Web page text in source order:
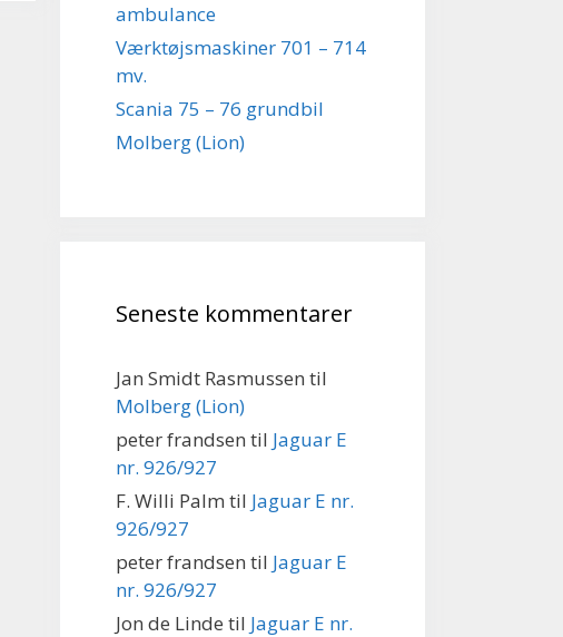
ambulance
Værktøjsmaskiner 701 – 714
mv.
Scania 75 – 76 grundbil
Molberg (Lion)
Seneste kommentarer
Jan Smidt Rasmussen til
Molberg (Lion)
peter frandsen til Jaguar E
nr. 926/927
F. Willi Palm til Jaguar E nr.
926/927
peter frandsen til Jaguar E
nr. 926/927
Jon de Linde til Jaguar E nr.